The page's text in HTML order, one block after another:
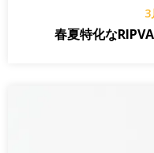
3
春夏特化な